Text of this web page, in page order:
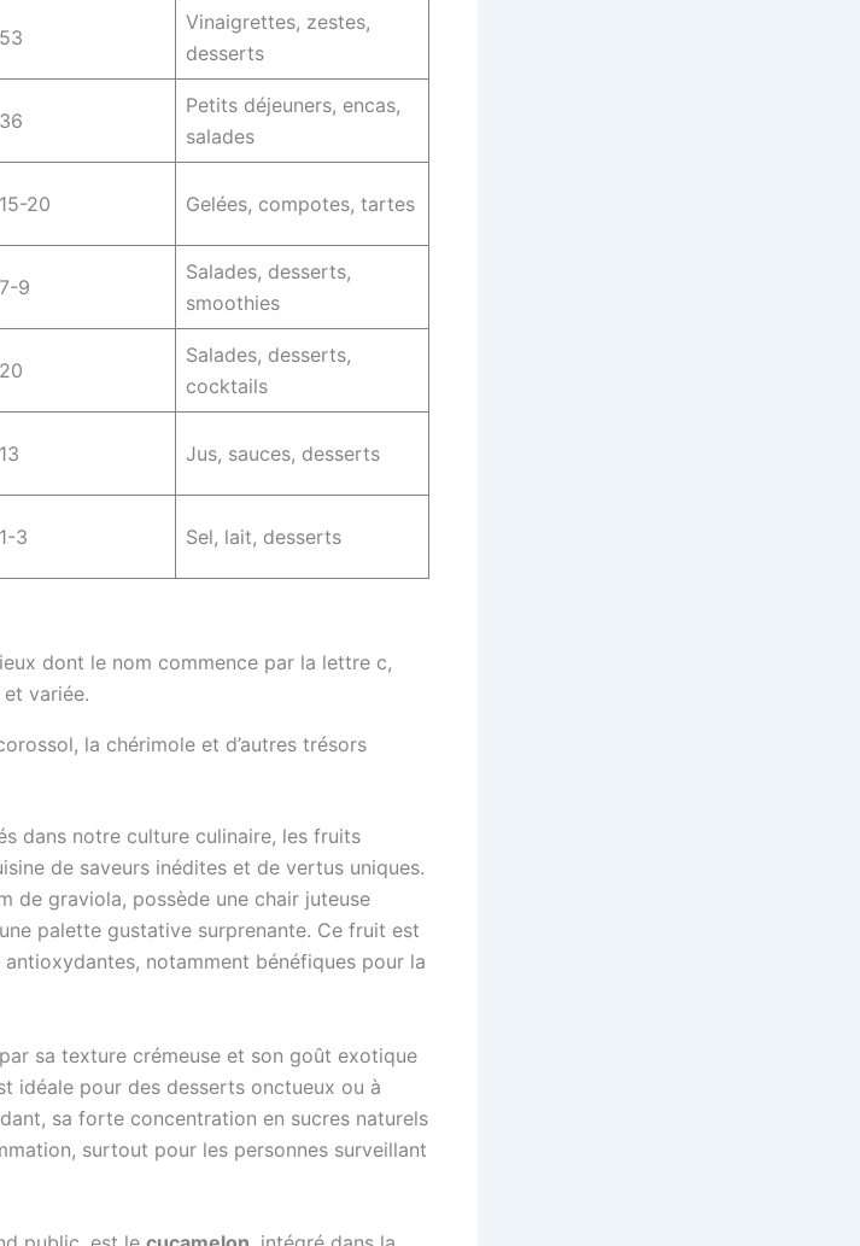
53
Vinaigrettes, zestes,
desserts
36
Petits déjeuners, encas,
salades
15-20 Gelées, compotes, tartes
7-9
Salades, desserts,
smoothies
20
Salades, desserts,
cocktails
13 Jus, sauces, desserts
1-3 Sel, lait, desserts
la chérimole et d’autres trésors
dans notre culture culinaire, les fruits
de saveurs inédites et de vertus uniques.
de graviola, possède une chair juteuse
palette gustative surprenante. Ce fruit est
notamment bénéfiques pour la
sa texture crémeuse et son goût exotique
idéale pour des desserts onctueux ou à
sa forte concentration en sucres naturels
surtout pour les personnes surveillant